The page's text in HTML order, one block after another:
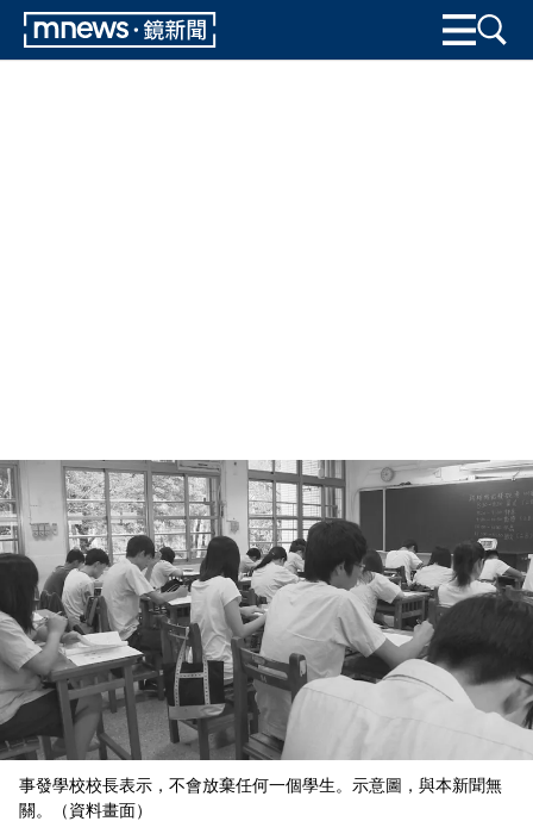
事發學校校長表示，不會放棄任何一個學生。示意圖，與本新聞無
關。（資料畫面）